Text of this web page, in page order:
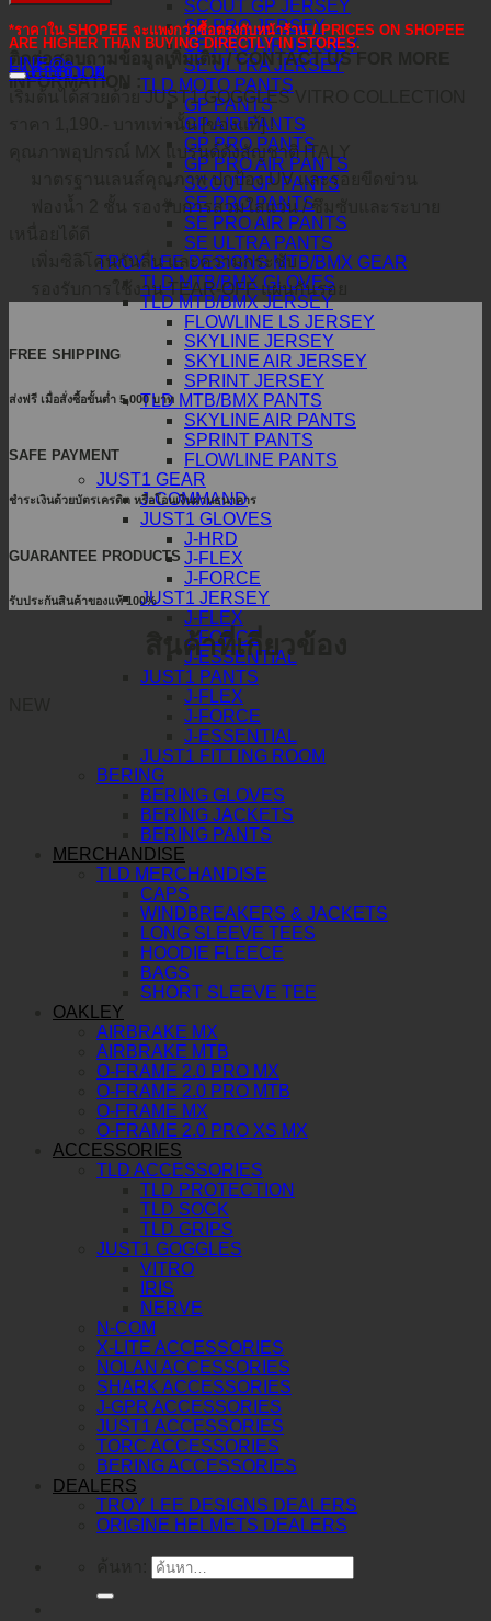
SCOUT GP JERSEY
SE PRO JERSEY
SE PRO AIR JERSEY
SE ULTRA JERSEY
TLD MOTO PANTS
GP PANTS
GP AIR PANTS
GP PRO PANTS
GP PRO AIR PANTS
SCOUT GP PANTS
SE PRO PANTS
SE PRO AIR PANTS
SE ULTRA PANTS
TROY LEE DESIGNS MTB/BMX GEAR
TLD MTB/BMX GLOVES
TLD MTB/BMX JERSEY
FLOWLINE LS JERSEY
SKYLINE JERSEY
SKYLINE AIR JERSEY
SPRINT JERSEY
TLD MTB/BMX PANTS
SKYLINE AIR PANTS
SPRINT PANTS
FLOWLINE PANTS
JUST1 GEAR
J-COMMAND
JUST1 GLOVES
J-HRD
J-FLEX
J-FORCE
JUST1 JERSEY
J-FLEX
J-FORCE
J-ESSENTIAL
JUST1 PANTS
J-FLEX
J-FORCE
J-ESSENTIAL
JUST1 FITTING ROOM
BERING
BERING GLOVES
BERING JACKETS
BERING PANTS
MERCHANDISE
TLD MERCHANDISE
CAPS
WINDBREAKERS & JACKETS
LONG SLEEVE TEES
HOODIE FLEECE
BAGS
SHORT SLEEVE TEE
OAKLEY
AIRBRAKE MX
AIRBRAKE MTB
O-FRAME 2.0 PRO MX
O-FRAME 2.0 PRO MTB
O-FRAME MX
O-FRAME 2.0 PRO XS MX
ACCESSORIES
TLD ACCESSORIES
TLD PROTECTION
TLD SOCK
TLD GRIPS
JUST1 GOGGLES
VITRO
IRIS
NERVE
N-COM
X-LITE ACCESSORIES
NOLAN ACCESSORIES
SHARK ACCESSORIES
J-GPR ACCESSORIES
JUST1 ACCESSORIES
TORC ACCESSORIES
BERING ACCESSORIES
DEALERS
TROY LEE DESIGNS DEALERS
ORIGINE HELMETS DEALERS
*ราคาใน SHOPEE จะแพงกว่าซื้อตรงกับหน้าร้าน / PRICES ON SHOPEE
ARE HIGHER THAN BUYING DIRECTLY IN STORES.
ติดต่อสอบถามข้อมูลเพิ่มเติม / CONTACT US FOR MORE
INFORMATION :
LINE@
FACEBOOK
คำอธิบาย
เริ่มต้นได้สวยด้วย JUST1 GOGGLES VITRO COLLECTION
ราคา 1,190.- บาทเท่านั้น [ของแท้] !
คุณภาพอุปกรณ์ MX แบรนด์ดังสัญชาติ ITALY
มาตรฐานเลนส์คุณภาพ ปกป้อง UV และรอยขีดข่วน
ฟองน้ำ 2 ชั้น รองรับการสวมใส่แว่น / ซึมซับและระบาย
เพิ่มซิลิโคนกันลื่น และความกระชับ
รองรับการใช้งาน TEAR-OFF แผ่นกันรอย
FREE SHIPPING
ส่งฟรี เมื่อสั่งซื้อขั้นต่ำ 5,000 บาท
SAFE PAYMENT
ชำระเงินด้วยบัตรเครดิต หรือโอนเงินผ่านธนาคาร
GUARANTEE PRODUCTS
รับประกันสินค้าของแท้ 100%
สินค้าที่เกี่ยวข้อง